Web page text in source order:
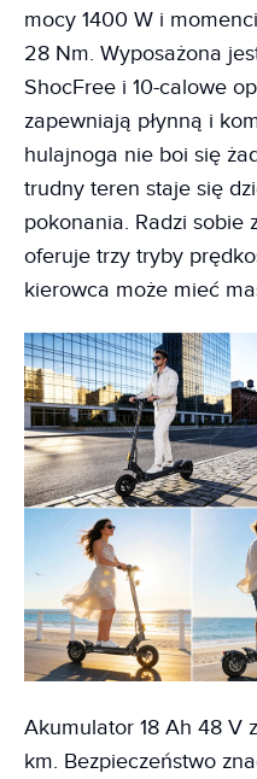
mocy 1400 W i
28 Nm. Wyposażona
ShocFree i 10-calowe
zapewniają płynną i
hulajnoga nie boi się
trudny teren staje się
pokonania. Radzi sobie
oferuje trzy tryby
kierowca może mieć
Akumulator 18 Ah 48 V
km. Bezpieczeństwo